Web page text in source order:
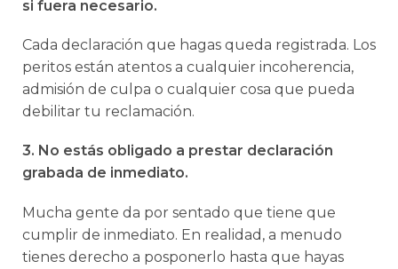
si fuera necesario.
Cada declaración que hagas queda registrada. Los
peritos están atentos a cualquier incoherencia,
admisión de culpa o cualquier cosa que pueda
debilitar tu reclamación.
3. No estás obligado a prestar declaración
grabada de inmediato.
Mucha gente da por sentado que tiene que
cumplir de inmediato. En realidad, a menudo
tienes derecho a posponerlo hasta que hayas